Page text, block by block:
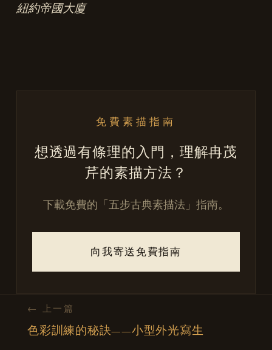
紐約帝國大廈
免費素描指南
想透過有條理的入門，理解冉茂
芹的素描方法？
下載免費的「五步古典素描法」指南。
向我寄送免費指南
← 上一篇
色彩訓練的秘訣——小型外光寫生